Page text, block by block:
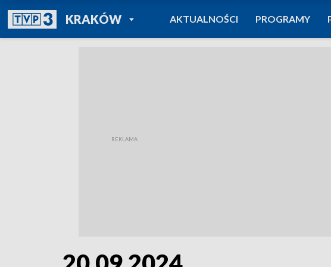
KRAKÓWPOWRÓT DO
TVP REGIONY
AKTUALNOŚCI PROGRAMY